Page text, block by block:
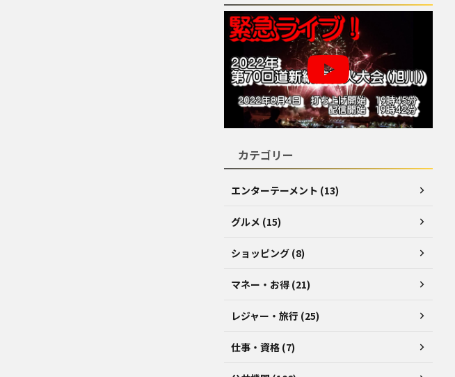
カテゴリー
エンターテーメント (13)
グルメ (15)
ショッピング (8)
マネー・お得 (21)
レジャー・旅行 (25)
仕事・資格 (7)